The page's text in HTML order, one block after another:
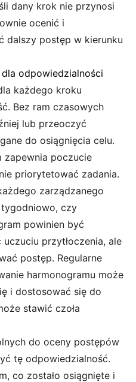
dany krok nie przynosi
ocenić i
dalszy postęp w kierunku
odpowiedzialności
każdego kroku
Bez ram czasowych
lub przeoczyć
do osiągnięcia celu.
zapewnia poczucie
priorytetować zadania.
zarządzanego
czy
powinien być
przytłoczenia, ale
postęp. Regularne
harmonogramu może
i dostosować się do
stawić czoła
do oceny postępów
tę odpowiedzialność.
co zostało osiągnięte i